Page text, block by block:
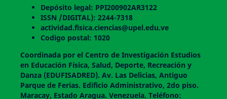
Depósito legal: PPI200902AR3122
ISSN /DIGITAL): 2244-7318
actividad.fisica.ciencias@upel.edu.ve
Codigo postal: 1020
Coordinada por el Centro de Investigación Estudios
en Educación Física, Salud, Deporte, Recreación y
Danza (EDUFISADRED). Av. Las Delicias, Antiguo
Parque de Ferias. Edificio Administrativo, 2do piso.
Maracay, Estado Aragua. Venezuela. Teléfono: